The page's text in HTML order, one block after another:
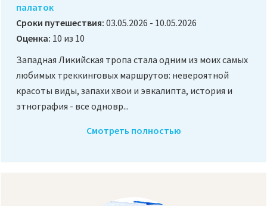
палаток
Сроки путешествия: 03.05.2026 - 10.05.2026
Оценка: 10 из 10
Западная Ликийская тропа стала одним из моих самых
любимых треккинговых маршрутов: невероятной
красоты виды, запахи хвои и эвкалипта, история и
этнография - все одновр...
Смотреть полностью